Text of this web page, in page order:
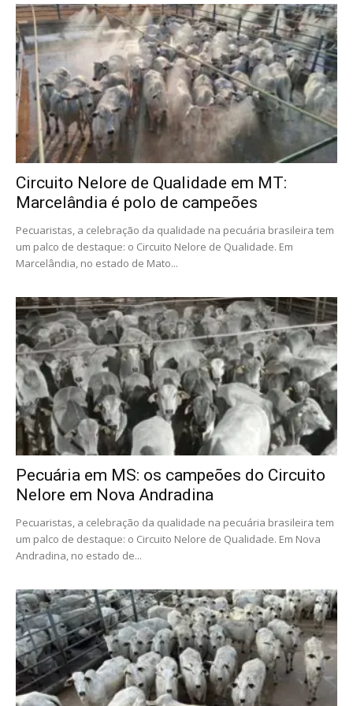
Circuito Nelore de Qualidade em MT:
Marcelândia é polo de campeões
Pecuaristas, a celebração da qualidade na pecuária brasileira tem
um palco de destaque: o Circuito Nelore de Qualidade. Em
Marcelândia, no estado de Mato...
Pecuária em MS: os campeões do Circuito
Nelore em Nova Andradina
Pecuaristas, a celebração da qualidade na pecuária brasileira tem
um palco de destaque: o Circuito Nelore de Qualidade. Em Nova
Andradina, no estado de...